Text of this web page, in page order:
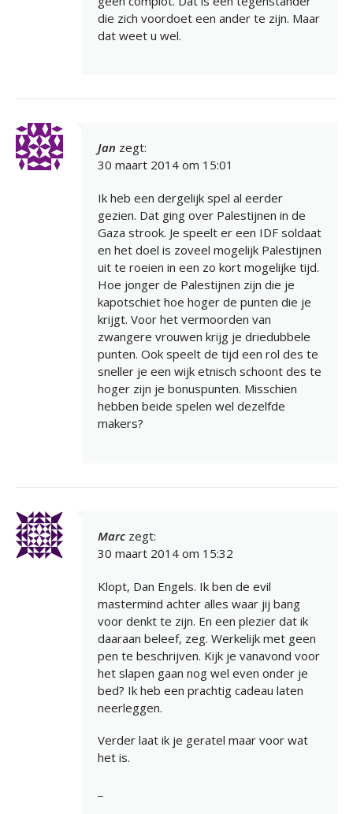
die zich voordoet een ander te zijn. Maar
dat weet u wel.
Jan zegt:
30 maart 2014 om 15:01
Ik heb een dergelijk spel al eerder
gezien. Dat ging over Palestijnen in de
Gaza strook. Je speelt er een IDF soldaat
en het doel is zoveel mogelijk Palestijnen
uit te roeien in een zo kort mogelijke tijd.
Hoe jonger de Palestijnen zijn die je
kapotschiet hoe hoger de punten die je
krijgt. Voor het vermoorden van
zwangere vrouwen krijg je driedubbele
punten. Ook speelt de tijd een rol des te
sneller je een wijk etnisch schoont des te
hoger zijn je bonuspunten. Misschien
hebben beide spelen wel dezelfde
makers?
Marc zegt:
30 maart 2014 om 15:32
Klopt, Dan Engels. Ik ben de evil
mastermind achter alles waar jij bang
voor denkt te zijn. En een plezier dat ik
daaraan beleef, zeg. Werkelijk met geen
pen te beschrijven. Kijk je vanavond voor
het slapen gaan nog wel even onder je
bed? Ik heb een prachtig cadeau laten
neerleggen.
Verder laat ik je geratel maar voor wat
het is.